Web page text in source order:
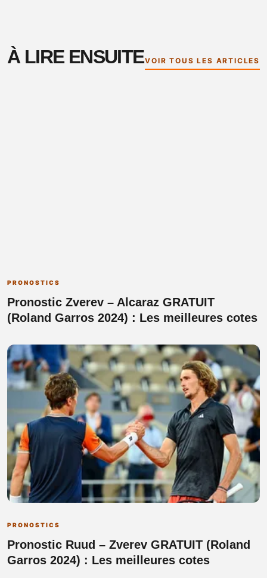
À LIRE ENSUITEVOIR TOUS LES ARTICLES
PRONOSTICS
Pronostic Zverev – Alcaraz GRATUIT
(Roland Garros 2024) : Les meilleures cotes
PRONOSTICS
Pronostic Ruud – Zverev GRATUIT (Roland
Garros 2024) : Les meilleures cotes